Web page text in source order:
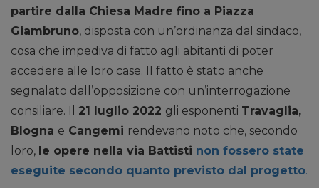
partire dalla Chiesa Madre fino a Piazza
Giambruno, disposta con un’ordinanza dal sindaco,
cosa che impediva di fatto agli abitanti di poter
accedere alle loro case. Il fatto è stato anche
segnalato dall’opposizione con un’interrogazione
consiliare. Il 21 luglio 2022 gli esponenti Travaglia,
Blogna e Cangemi rendevano noto che, secondo
loro, le opere nella via Battisti non fossero state
eseguite secondo quanto previsto dal progetto.